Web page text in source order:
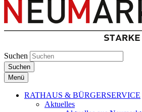
Suchen
Suchen
Menü
RATHAUS & BÜRGERSERVICE
Aktuelles